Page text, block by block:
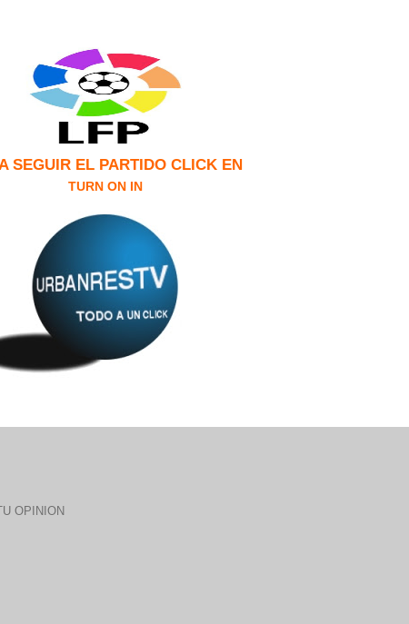
SEGUIR EL PARTIDO CLICK EN
TURN ON IN
OPINION